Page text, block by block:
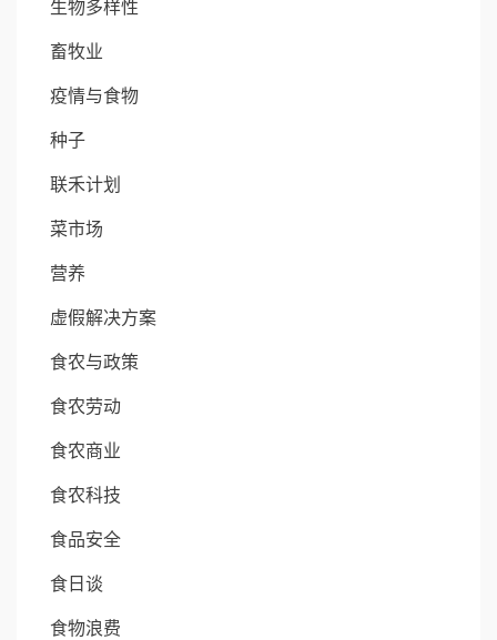
生物多样性
畜牧业
疫情与食物
种子
联禾计划
菜市场
营养
虚假解决方案
食农与政策
食农劳动
食农商业
食农科技
食品安全
食日谈
食物浪费